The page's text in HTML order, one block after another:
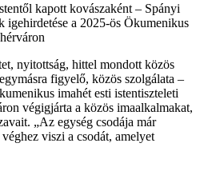
kapott kovászaként – Spányi
igehirdetése a 2025-ös Ökumenikus
nyitottság, hittel mondott közös
figyelő, közös szolgálata –
imahét esti istentiszteleti
végigjárta a közös imaalkalmakat,
„Az egység csodája már
viszi a csodát, amelyet